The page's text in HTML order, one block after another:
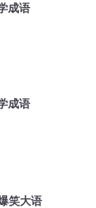
成语
成语
笑大语